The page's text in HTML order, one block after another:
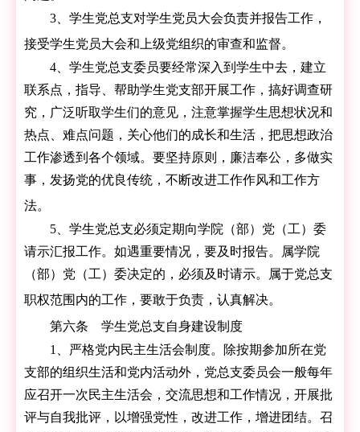
3、学生党总支对学生党员大会负责并报告工作，
接受学生党员大会和上级党组织的审查和监督。
4、学生党总支委员要经常深入到学生中去，建立
联系点，指导、帮助学生党支部开展工作，搞好调查研
究，广泛听取学生们的意见，注意掌握学生思想状况和
热点、难点问题，关心他们的成长和生活，把思想政治
工作渗透到各个领域。要坚持原则，廉洁奉公，多做实
事，发扬党的优良传统，不断改进工作作风和工作方
法。
5、学生党总支必须定期向学院（部）党（工）委
请示汇报工作。如遇重要情况，要及时报告。属学院
（部）党（工）委决定的，必须及时请示。属于党总支
职权范围内的工作，要敢于负责，认真解决。
第六条 学生党总支自身建设制度
1、严格党内民主生活会制度。除按期参加所在党
支部的组织生活和党内活动外，党总支委员会一般每年
应召开一次民主生活会，交流思想和工作情况，开展批
评与自我批评，以增强党性，改进工作，增进团结。召